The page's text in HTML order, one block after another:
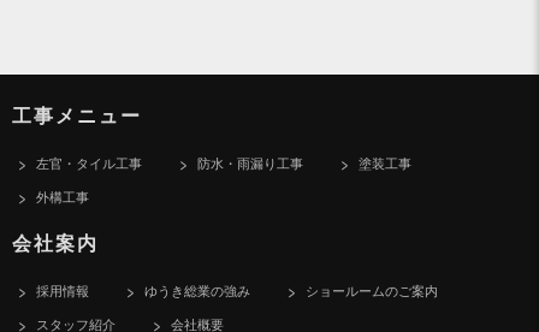
工事メニュー
左官・タイル工事 防水・雨漏り工事 塗装工事
外構工事
会社案内
採用情報 ゆうき総業の強み ショールームのご案内
スタッフ紹介 会社概要